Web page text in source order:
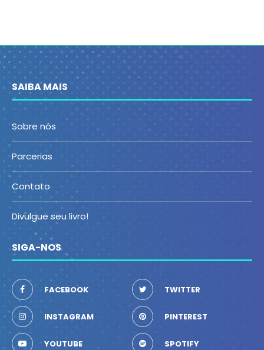
SAIBA MAIS
Sobre nós
Parcerias
Contato
Divulgue seu livro!
SIGA-NOS
FACEBOOK TWITTER
INSTAGRAM PINTEREST
YOUTUBE SPOTIFY